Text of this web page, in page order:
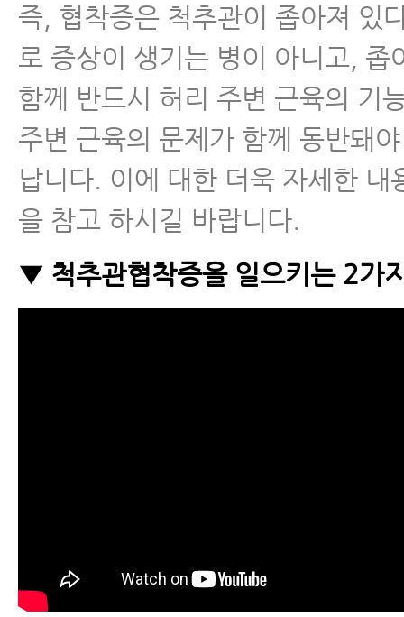
즉, 협착증은 척추관이 좁아져 있
로 증상이 생기는 병이 아니고, 좁
함께 반드시 허리 주변 근육의 기
주변 근육의 문제가 함께 동반돼
납니다. 이에 대한 더욱 자세한 내
을 참고 하시길 바랍니다.
▼ 척추관협착증을 일으키는 2가